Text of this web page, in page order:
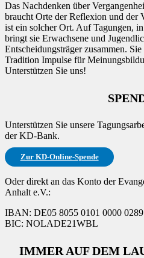
Das Nachdenken über
braucht Orte der Reflexion und der
ist ein solcher Ort. Auf Tagungen,
bringt sie Erwachsene und
Entscheidungsträger zusammen.
Tradition Impulse für
Unterstützen Sie uns!
Unterstützen Sie unsere
der KD-Bank.
Zur KD-Online-Spende
Oder direkt an das Konto der
Anhalt e.V.:
IBAN: DE05 8055 0101 0000
BIC: NOLADE21WBL
IMMER AUF DEM